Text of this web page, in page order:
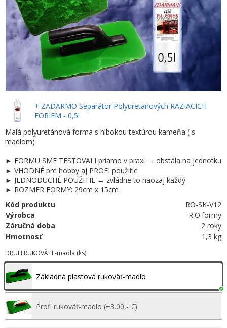
+ ZADARMO Separátor Polyuretanových RAZIACICH
FORIEM - 0,5l
Malá polyuretánová forma s hlbokou textúrou kameňa ( s
madlom)
► FORMU SME TESTOVALI priamo v praxi → obstála na jednotku
► VHODNÉ pre hobby aj PROFI použitie
► JEDNODUCHÉ POUŽITIE → zvládne to naozaj každý
► ROZMER FORMY: 29cm x 15cm
Kód produktu
RO-SK-V12
Výrobca
R.O.formy
Záručná doba
2 roky
Hmotnosť
1,3 kg
DRUH RUKOVÄTE-madla (ks)
Základná plastová rukoväť-madlo
Profi rukoväť-madlo (+3.00,- €)